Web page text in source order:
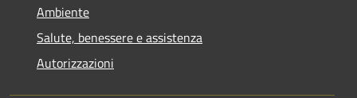
Ambiente
Salute, benessere e assistenza
Autorizzazioni